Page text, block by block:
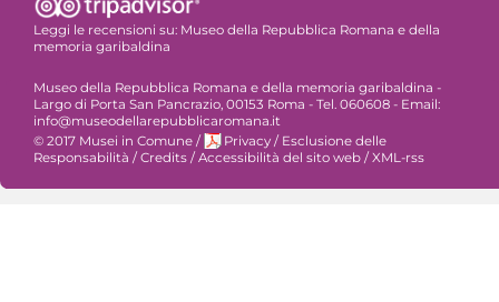
Leggi le recensioni su: Museo della Repubblica Romana e della
memoria garibaldina
Museo della Repubblica Romana e della memoria garibaldina -
Largo di Porta San Pancrazio, 00153 Roma - Tel. 060608 - Email:
info@museodellarepubblicaromana.it
© 2017 Musei in Comune / Privacy / Esclusione delle
Responsabilità /Credits /Accessibilità del sito web /XML-rss